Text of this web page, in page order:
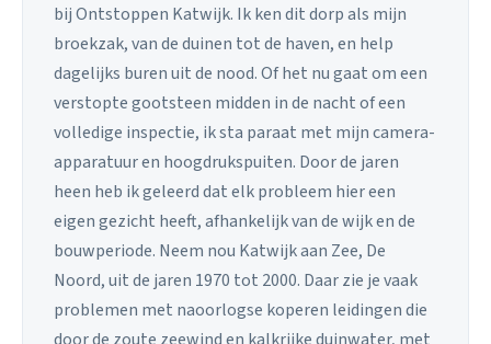
bij Ontstoppen Katwijk. Ik ken dit dorp als mijn
broekzak, van de duinen tot de haven, en help
dagelijks buren uit de nood. Of het nu gaat om een
verstopte gootsteen midden in de nacht of een
volledige inspectie, ik sta paraat met mijn camera-
apparatuur en hoogdrukspuiten. Door de jaren
heen heb ik geleerd dat elk probleem hier een
eigen gezicht heeft, afhankelijk van de wijk en de
bouwperiode. Neem nou Katwijk aan Zee, De
Noord, uit de jaren 1970 tot 2000. Daar zie je vaak
problemen met naoorlogse koperen leidingen die